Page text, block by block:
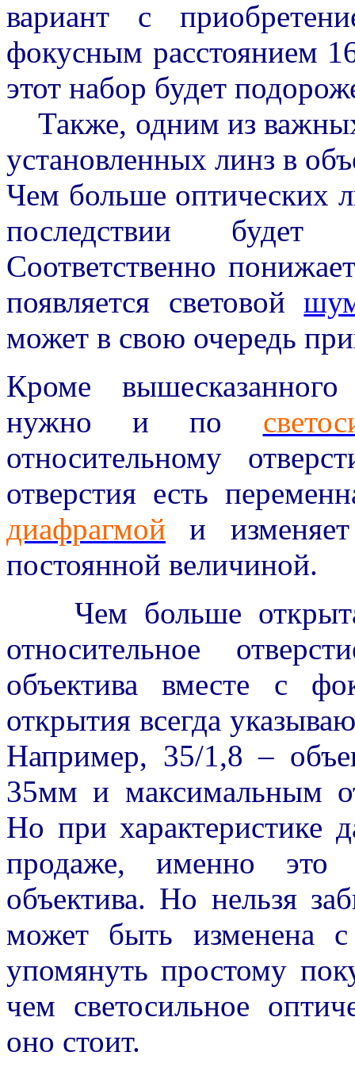
вариант с
фокусным
этот набор будет
Также, одним из важных
установленных линз в
Чем больше оптических
последствии
Соответственно
появляется световой
может в свою очередь
Кроме
нужно и по
относительному
отверстия есть
диафрагмой и изменяет
постоянной величиной.
Чем больше
относительное
объектива вместе с
открытия всегда
Например, 35/1,8 –
35мм и максимальным
Но при характеристике
продаже, именно это
объектива. Но нельзя
может быть изменена
упомянуть простому
чем светосильное
оно стоит.